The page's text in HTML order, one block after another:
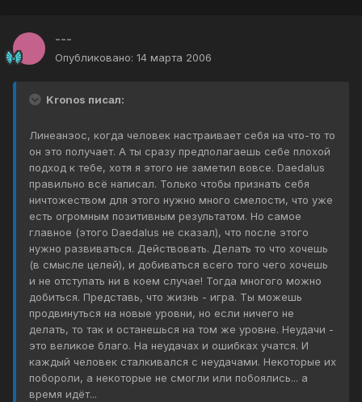
---
Опубликовано: 14 марта 2006
Kronos писал:
Линеанэос, когда человек настраивает себя на что-то то
он это получает. А ты сразу предполагаешь себе плохой
подход к тебе, хотя я этого не заметил вовсе. Daedalus
правильно всё написал. Только чтобы признать себя
ничтожеством для этого нужно много смелости, что уже
есть огромным позитивным результатом. Но самое
главное (этого Daedalus не сказал), что после этого
нужно развиваться. Действовать. Делать то что хочешь
(в смысле целей), и добиваться всего того чего хочешь
и не отступать ни в коем случае! Тогда многого можно
добиться. Представь, что жизнь - игра. Ты можешь
продвинуться на новые уровни, но если ничего не
делать, то так и останешься на том же уровне. Неудачи -
это великое благо. На неудачах и ошибках учатся. И
каждый человек сталкивался с неудачами. Некоторые их
побороли, а некоторые не смогли или побоялись... а
время идёт...